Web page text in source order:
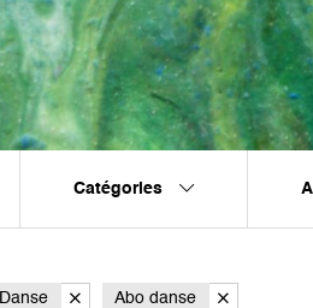
Catégories
Danse Abo danse